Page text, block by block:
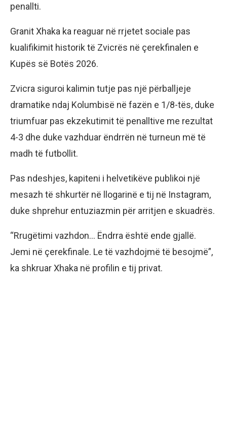
penallti.
Granit Xhaka ka reaguar në rrjetet sociale pas
kualifikimit historik të Zvicrës në çerekfinalen e
Kupës së Botës 2026.
Zvicra siguroi kalimin tutje pas një përballjeje
dramatike ndaj Kolumbisë në fazën e 1/8-tës, duke
triumfuar pas ekzekutimit të penalltive me rezultat
4-3 dhe duke vazhduar ëndrrën në turneun më të
madh të futbollit.
Pas ndeshjes, kapiteni i helvetikëve publikoi një
mesazh të shkurtër në llogarinë e tij në Instagram,
duke shprehur entuziazmin për arritjen e skuadrës.
“Rrugëtimi vazhdon… Ëndrra është ende gjallë.
Jemi në çerekfinale. Le të vazhdojmë të besojmë”,
ka shkruar Xhaka në profilin e tij privat.